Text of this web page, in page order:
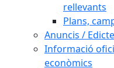
rellevants
Plans,
Anuncis /
Informació
econòmics